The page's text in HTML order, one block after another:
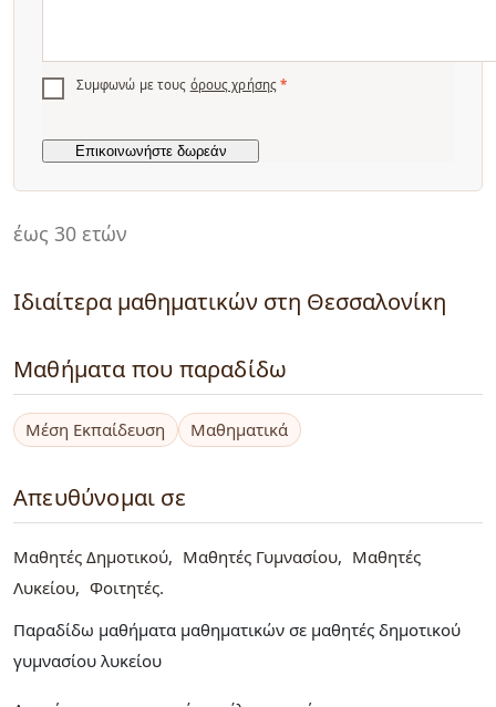
έως 30 ετών
Ιδιαίτερα μαθηματικών στη Θεσσαλονίκη
Μαθήματα που παραδίδω
Μέση Εκπαίδευση Μαθηματικά
Απευθύνομαι σε
Μαθητές Δημοτικού Μαθητές Γυμνασίου
Μαθητές
Λυκείου
Φοιτητές
Παραδίδω μαθήματα μαθηματικών σε μαθητές δημοτικού
γυμνασίου λυκείου
Συμφωνώ με τους όρους χρήσης *